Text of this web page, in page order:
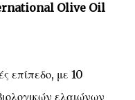
Olive Oil
επίπεδο, με 10
ελαιώνων